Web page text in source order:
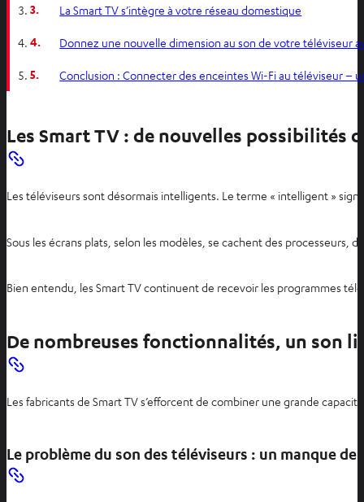
3. La Smart TV s’intègre à votre réseau domestique
4. Donnez une nouvelle dimension au son de votre téléviseur
5. Conclusion : Connecter des enceintes Wi-Fi au téléviseur –
Les Smart TV : de nouvelles possibilités
Les téléviseurs sont désormais intelligents. Le terme « intelligent »
Sous les écrans plats, selon les modèles, se cachent des
Bien entendu, les Smart TV continuent de recevoir les programmes
De nombreuses fonctionnalités, un son
Les fabricants de Smart TV s’efforcent de combiner une grande
Le problème du son des téléviseurs : un manque de